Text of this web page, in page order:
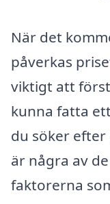
När det
påverkas
viktigt att
kunna fatta
du söker
är några av
faktorerna